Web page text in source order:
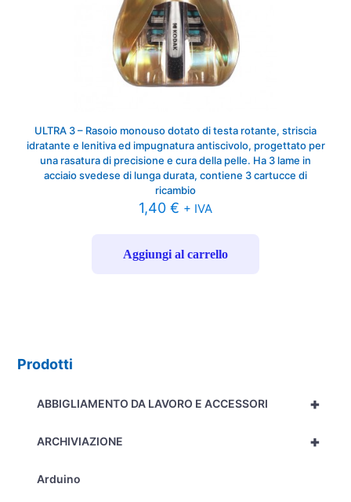
Prodotti
+
ABBIGLIAMENTO DA LAVORO E ACCESSORI
+
ARCHIVIAZIONE
Arduino
ULTRA 3 – Rasoio monouso dotato di testa rotante, striscia
idratante e lenitiva ed impugnatura antiscivolo, progettato per
una rasatura di precisione e cura della pelle. Ha 3 lame in
acciaio svedese di lunga durata, contiene 3 cartucce di
ricambio
1,40 € + IVA
Aggiungi al carrello